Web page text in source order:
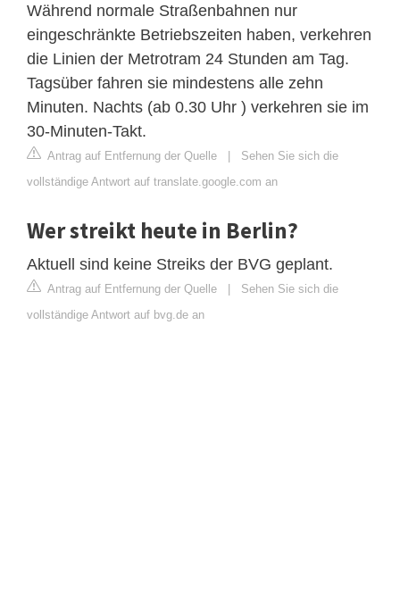
Während normale Straßenbahnen nur
eingeschränkte Betriebszeiten haben, verkehren
die Linien der Metrotram 24 Stunden am Tag.
Tagsüber fahren sie mindestens alle zehn
Minuten. Nachts (ab 0.30 Uhr ) verkehren sie im
30-Minuten-Takt.
Antrag auf Entfernung der Quelle | Sehen Sie sich die
vollständige Antwort auf translate.google.com an
Wer streikt heute in Berlin?
Aktuell sind keine Streiks der BVG geplant.
Antrag auf Entfernung der Quelle | Sehen Sie sich die
vollständige Antwort auf bvg.de an